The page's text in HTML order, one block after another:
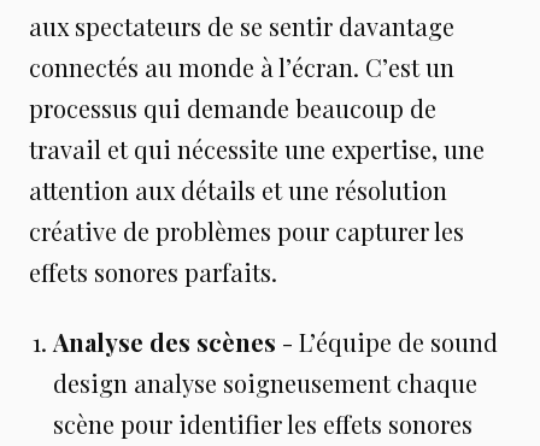
aux spectateurs de se sentir davantage
connectés au monde à l’écran. C’est un
processus qui demande beaucoup de
travail et qui nécessite une expertise, une
attention aux détails et une résolution
créative de problèmes pour capturer les
effets sonores parfaits.
Analyse des scènes - L’équipe de sound
design analyse soigneusement chaque
scène pour identifier les effets sonores